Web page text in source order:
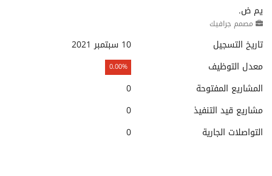
يم ض.
مصمم جرافيك
تاريخ التسجيل
10 سبتمبر 2021
معدل التوظيف
0.00%
المشاريع المفتوحة
0
مشاريع قيد التنفيذ
0
التواصلات الجارية
0